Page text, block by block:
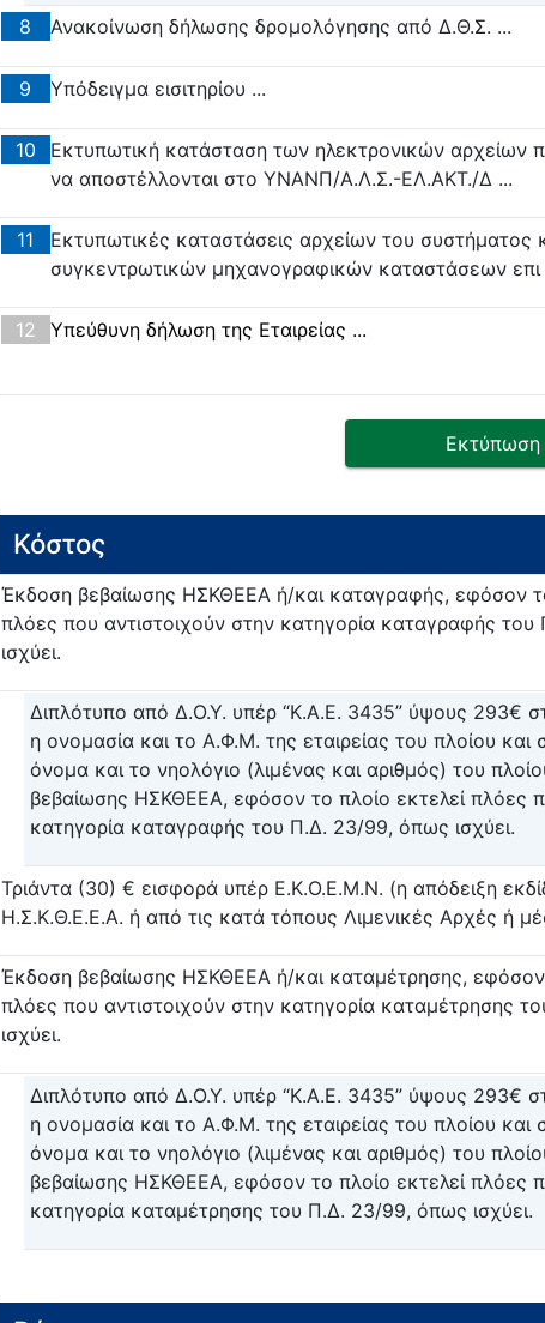
8 Ανακοίνωση δήλωσης δρομολόγησης από Δ.Θ.Σ. ...
9 Υπόδειγμα εισιτηρίου ...
10
Εκτυπωτική κατάσταση των ηλεκτρονικών αρχείων
να αποστέλλονται στο ΥΝΑΝΠ/Α.Λ.Σ.-ΕΛ.ΑΚΤ./Δ ...
11
Εκτυπωτικές καταστάσεις αρχείων του συστήματος
συγκεντρωτικών μηχανογραφικών καταστάσεων επι
12 Υπεύθυνη δήλωση της Εταιρείας ...
Εκτύπωση
Κόστος
Έκδοση βεβαίωσης ΗΣΚΘΕΕΑ ή/και καταγραφής, εφόσον
πλόες που αντιστοιχούν στην κατηγορία καταγραφής
ισχύει.
Διπλότυπο από Δ.Ο.Υ. υπέρ “Κ.Α.Ε. 3435” ύψους 293€
η ονομασία και το Α.Φ.Μ. της εταιρείας του πλοίου και
όνομα και το νηολόγιο (λιμένας και αριθμός) του
βεβαίωσης ΗΣΚΘΕΕΑ, εφόσον το πλοίο εκτελεί πλόες
κατηγορία καταγραφής του Π.Δ. 23/99, όπως ισχύει.
Τριάντα (30) € εισφορά υπέρ Ε.Κ.Ο.Ε.Μ.Ν. (η απόδειξη
Η.Σ.Κ.Θ.Ε.Ε.Α. ή από τις κατά τόπους Λιμενικές Αρχές ή
Έκδοση βεβαίωσης ΗΣΚΘΕΕΑ ή/και καταμέτρησης, εφόσον
πλόες που αντιστοιχούν στην κατηγορία καταμέτρησης
ισχύει.
Διπλότυπο από Δ.Ο.Υ. υπέρ “Κ.Α.Ε. 3435” ύψους 293€
η ονομασία και το Α.Φ.Μ. της εταιρείας του πλοίου και
όνομα και το νηολόγιο (λιμένας και αριθμός) του
βεβαίωσης ΗΣΚΘΕΕΑ, εφόσον το πλοίο εκτελεί πλόες
κατηγορία καταμέτρησης του Π.Δ. 23/99, όπως ισχύει.